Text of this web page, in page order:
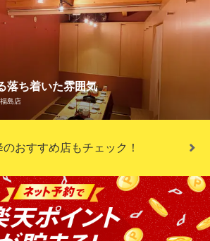
です！季節問わずお使い頂けるよう夏は冷
然感じるナチュラルな雰囲気の中、気持ち
いかがですか？？♪
きんぎょ 福島
落ち着いた雰囲気
島店
4名様または6名様用の半個室仕様です。隣
ご利用人数は自在に変更OK。最大で20名様
るインテリアは“こだわりのある大人”にも
集まる宴会、おもてなしにもうってつけで
おすすめ店もチェック！